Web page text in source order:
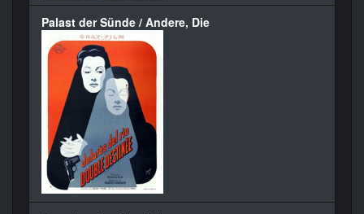
Palast der Sünde / Andere, Die